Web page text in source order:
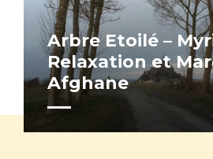
Arbre Etoilé –
Relaxation et
Afghane